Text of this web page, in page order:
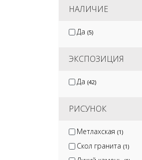
НАЛИЧИЕ
Да (5)
ЭКСПОЗИЦИЯ
Да (42)
РИСУНОК
Метлахская (1)
Скол гранита (1)